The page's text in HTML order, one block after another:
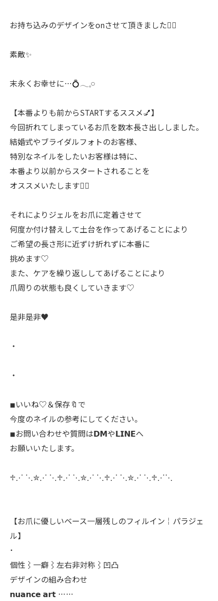
お持ち込みのデザインをonさせて頂きました♡⃛
素敵✨
末永くお幸せに…💍𓂃𓈒𓏸︎︎︎︎
【本番よりも前からSTARTするススメ💅】
今回折れてしまっているお爪を数本長さ出ししました。
結婚式やブライダルフォトのお客様、
特別なネイルをしたいお客様は特に、
本番より以前からスタートされることを
オススメいたします♡⃛
それによりジェルをお爪に定着させて
何度か付け替えして土台を作ってあげることにより
ご希望の長さ形に近ずけ折れずに本番に
挑めます♡
また、ケアを繰り返ししてあげることにより
爪周りの状態も良くしていきます♡
是非是非♥️
・
・
◾︎いいね♡＆保存🔖で
今度のネイルの参考にしてください。
◾︎お問い合わせや質問は𝗗𝗠や𝗟𝗜𝗡𝗘へ
お願いいたします。
♱⋰ ⋱✮⋰ ⋱♱⋰ ⋱✮⋰ ⋱♱⋰ ⋱✮⋰ ⋱♱⋰⋱
【お爪に優しいベース一層残しのフィルイン￤パラジェ
ル】
･
個性⌇一癖⌇左右非対称⌇凹凸
デザインの組み合わせ
𝗻𝘂𝗮𝗻𝗰𝗲 𝗮𝗿𝘁 ……